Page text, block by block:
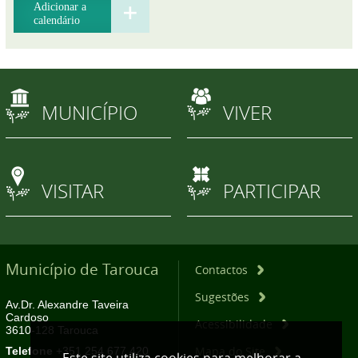
Adicionar a
calendário
MUNICÍPIO VIVER
VISITAR PARTICIPAR
Município de Tarouca
Av.Dr. Alexandre Taveira
Cardoso
3610-128 Tarouca
Telefone +351 254 677 420
Contactos
Sugestões
Acessibilidade
Mapa do Site